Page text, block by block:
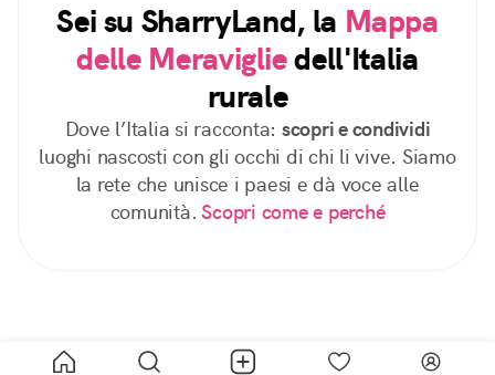
Sei su SharryLand, la Mappa
delle Meravigliedell'Italia
rurale
Dove l’Italia si racconta: scopri e condividi
luoghi nascosti con gli occhi di chi li vive. Siamo
la rete che unisce i paesi e dà voce alle
comunità. Scopri come e perché